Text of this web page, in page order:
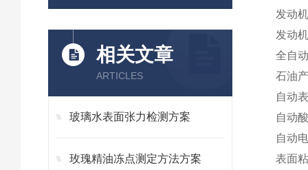
相关文章
ARTICLES
玻璃水表面张力检测方案
玫瑰精油冻点测定方法方案
发动
发动
全自
石油
自动
自动
自动
表面